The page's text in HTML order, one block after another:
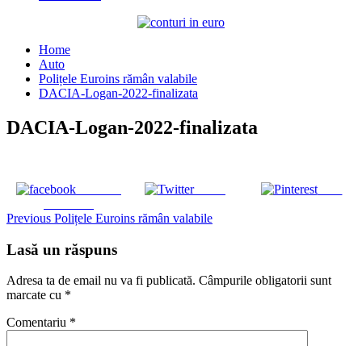
Home
Auto
Polițele Euroins rămân valabile
DACIA-Logan-2022-finalizata
DACIA-Logan-2022-finalizata
Tweet Save
Continue
Reading
Previous Polițele Euroins rămân valabile
Lasă un răspuns
Adresa ta de email nu va fi publicată. Câmpurile obligatorii sunt
marcate cu *
Comentariu *